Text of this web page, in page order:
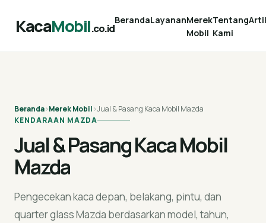
KacaMobil.co.id
BerandaLayananMerek
Mobil
Tentang
Kami
Beranda›Merek Mobil›Jual & Pasang Kaca Mobil Mazda
KENDARAAN MAZDA
Jual & Pasang Kaca Mobil
Mazda
Pengecekan kaca depan, belakang, pintu, dan
quarter glass Mazda berdasarkan model, tahun,